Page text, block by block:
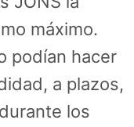
máximo.
podían hacer
a plazos,
los